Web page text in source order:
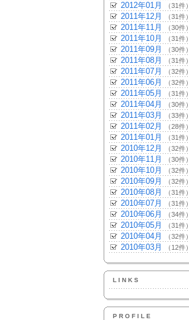
2012年01月 （31件）
2011年12月 （31件）
2011年11月 （30件）
2011年10月 （31件）
2011年09月 （30件）
2011年08月 （31件）
2011年07月 （32件）
2011年06月 （32件）
2011年05月 （31件）
2011年04月 （30件）
2011年03月 （33件）
2011年02月 （28件）
2011年01月 （31件）
2010年12月 （32件）
2010年11月 （30件）
2010年10月 （32件）
2010年09月 （32件）
2010年08月 （31件）
2010年07月 （31件）
2010年06月 （34件）
2010年05月 （31件）
2010年04月 （32件）
2010年03月 （12件）
LINKS
PROFILE